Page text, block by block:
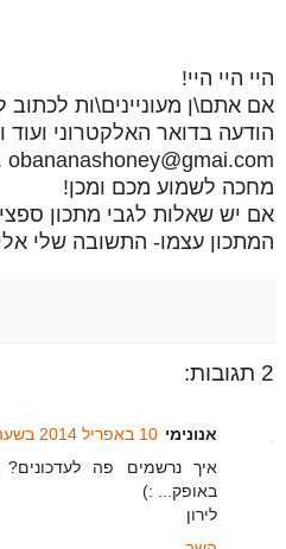
היי היי היי!
אם אתם\ן מעוניינים\ות לכתוב
הודעה בדואר האלקטרוני ועוד
obananashoney@gmai.com .
מחכה לשמוע מכם ומכן!
אם יש שאלות לגבי מתכון
המתכון עצמו- התשובה שלי
2 תגובות:
אנונימי 10 באפריל 2014 בשעה 18:32
איך נרשמים פה
באופק... :)
לירון